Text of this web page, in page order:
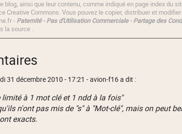
blog, ainsi que leur contenu, comme indiqué en page index du
Creative Commons. Vous pouvez le copier, distribuer et
- Paternité - Pas d'Utilisation Commerciale - Partage des
la source .
31 décembre 2010 - 17:21 - avion-f16 a dit :
limité à 1 mot clé et 1 ndd à la fois"
n'ont pas mis de "s" à "Mot-clé", mais on peut
exacts.